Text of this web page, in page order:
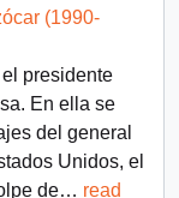
(1990-
presidente
En ella se
del general
Unidos, el
de… read